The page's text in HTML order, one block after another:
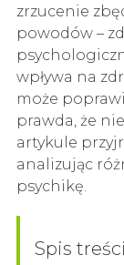
zrzucenie
powodów –
wpływa na
może
prawda, że
artykule
analizując
psychikę.
Spis